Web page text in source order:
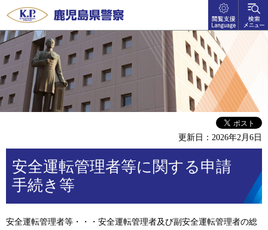
鹿児島県警察
閲覧支
援
language
検索メ
ニュー
更新日：2026年2月6日
安全運転管理者等に関する申請
手続き等
安全運転管理者等・・・安全運転管理者及び副安全運転管理者の総